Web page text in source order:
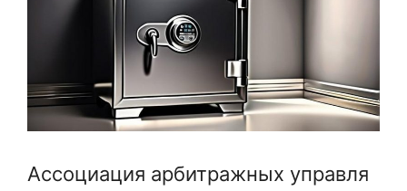
Ассоциация арбитражных управля